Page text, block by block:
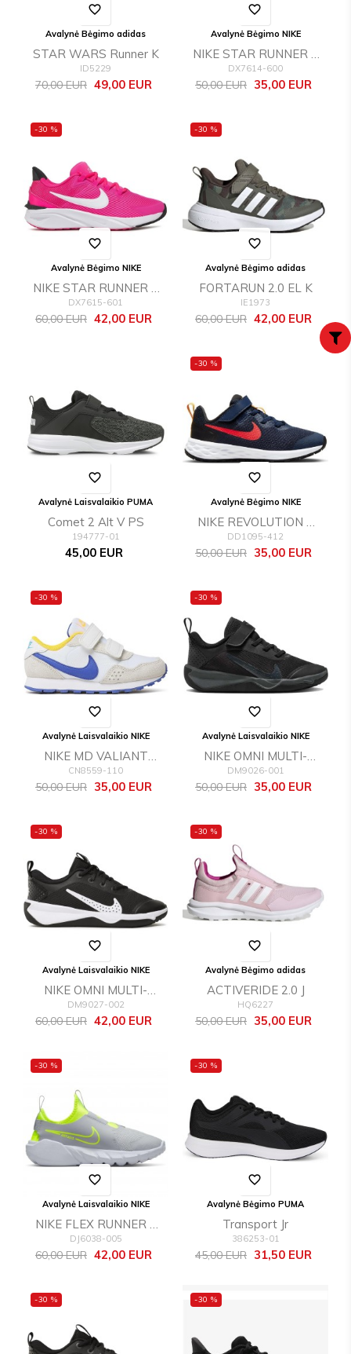
favorite_border
Avalynė Bėgimo adidas
STAR WARS Runner K
ID5229
Bazinė
70,00 EUR Kaina
49,00 EUR
favorite_border
Avalynė Bėgimo NIKE
NIKE STAR RUNNER 4
NN (PS)
DX7614-600
Bazinė
50,00 EUR Kaina
35,00 EUR
-30 %
favorite_border
Avalynė Bėgimo NIKE
NIKE STAR RUNNER 4
NN (GS)
DX7615-601
Bazinė
60,00 EUR Kaina
42,00 EUR
-30 %
favorite_border
Avalynė Bėgimo adidas
FORTARUN 2.0 EL K
IE1973
Bazinė
60,00 EUR Kaina
42,00 EUR
favorite_border
Avalynė Laisvalaikio PUMA
Comet 2 Alt V PS
194777-01
Kaina
45,00 EUR
-30 %
favorite_border
Avalynė Bėgimo NIKE
NIKE REVOLUTION 6
NN (PSV)
DD1095-412
Bazinė
50,00 EUR Kaina
35,00 EUR
-30 %
favorite_border
Avalynė Laisvalaikio NIKE
NIKE MD VALIANT
(PSV)
CN8559-110
Bazinė
50,00 EUR Kaina
35,00 EUR
-30 %
favorite_border
Avalynė Laisvalaikio NIKE
NIKE OMNI MULTI-
COURT (PS)
DM9026-001
Bazinė
50,00 EUR Kaina
35,00 EUR
-30 %
favorite_border
Avalynė Laisvalaikio NIKE
NIKE OMNI MULTI-
COURT (GS)
DM9027-002
Bazinė
60,00 EUR Kaina
42,00 EUR
-30 %
favorite_border
Avalynė Bėgimo adidas
ACTIVERIDE 2.0 J
HQ6227
Bazinė
50,00 EUR Kaina
35,00 EUR
-30 %
favorite_border
Avalynė Laisvalaikio NIKE
NIKE FLEX RUNNER 2
(GS)
DJ6038-005
Bazinė
60,00 EUR Kaina
42,00 EUR
-30 %
favorite_border
Avalynė Bėgimo PUMA
Transport Jr
386253-01
Bazinė
45,00 EUR Kaina
31,50 EUR
-30 % -30 %